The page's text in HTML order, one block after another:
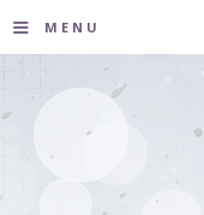
≡ MENU